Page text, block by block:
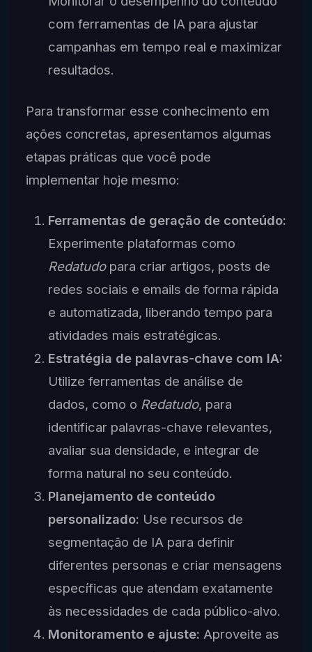
com ferramentas de IA para ajustar
campanhas em tempo real e maximizar
resultados.
Para transformar esse conhecimento em
ações concretas, apresentamos algumas
etapas práticas que você pode
implementar hoje mesmo:
Ferramentas de geração de conteúdo:
Experimente plataformas como
Redatudopara criar artigos, posts de
redes sociais e emails de forma rápida
e automatizada, liberando tempo para
atividades mais estratégicas.
Estratégia de palavras-chave com IA:
Utilize ferramentas de análise de
dados, como o Redatudo, para
identificar palavras-chave relevantes,
avaliar sua densidade, e integrar de
forma natural no seu conteúdo.
Planejamento de conteúdo
personalizado: Use recursos de
segmentação de IA para definir
diferentes personas e criar mensagens
específicas que atendam exatamente
às necessidades de cada público-alvo.
Monitoramento e ajuste: Aproveite as